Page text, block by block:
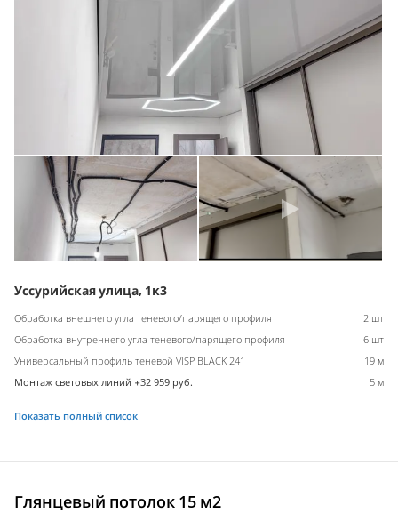
Уссурийская улица, 1к3
Обработка внешнего угла теневого/парящего профиля
2 шт
Обработка внутреннего угла теневого/парящего профиля
6 шт
Универсальный профиль теневой VISP BLACK 241
19 м
Монтаж световых линий +32 959 руб.
5 м
Показать полный список
Глянцевый потолок 15 м2